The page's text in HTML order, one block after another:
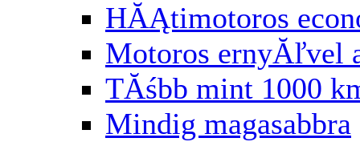
HĂĄtimotoros
Motoros ernyĂľvel
TĂśbb mint 1000
Mindig magasabbra